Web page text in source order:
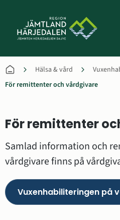
Hälsa & vård
För remittenter och vårdgivare
För remittenter
Samlad information och
vårdgivare finns på
Vuxenhabiliteringen på